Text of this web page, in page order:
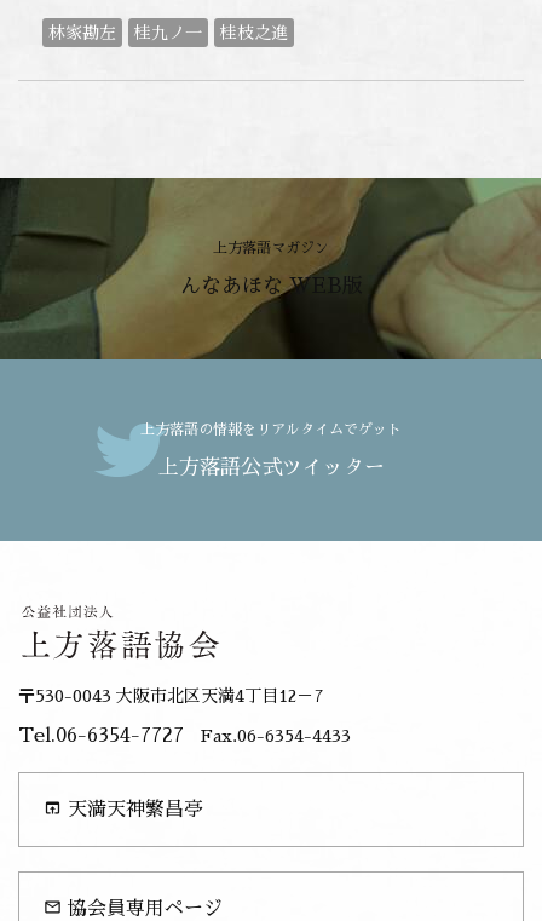
林家勘左 桂九ノ一 桂枝之進
上方落語マガジン
んなあほな WEB版
上方落語の情報をリアルタイムでゲット
上方落語公式ツイッター
〒530-0043 大阪市北区天満4丁目12－7
Tel.06-6354-7727 Fax.06-6354-4433
open_in_browser 天満天神繁昌亭
mail_outline 協会員専用ページ